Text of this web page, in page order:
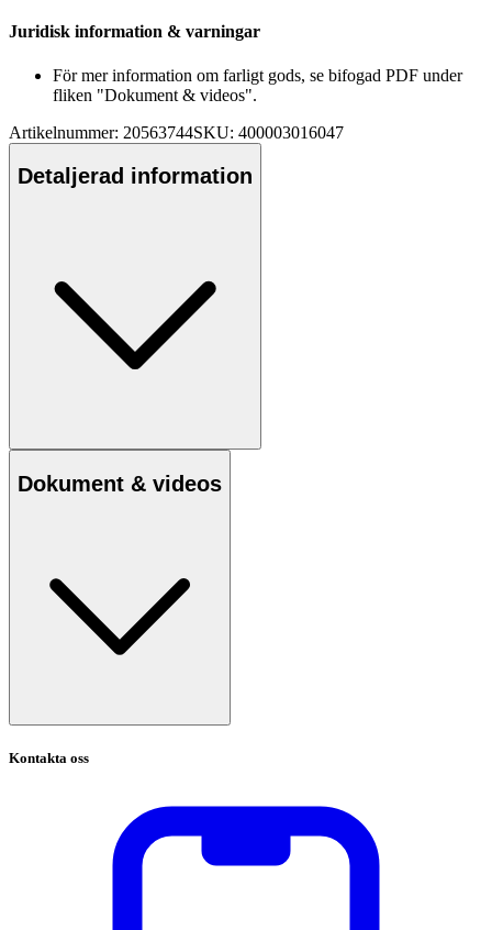
Juridisk information & varningar
För mer information om farligt gods, se bifogad PDF under
fliken "Dokument & videos".
Artikelnummer: 20563744SKU: 400003016047
Detaljerad information
Dokument & videos
Kontakta oss